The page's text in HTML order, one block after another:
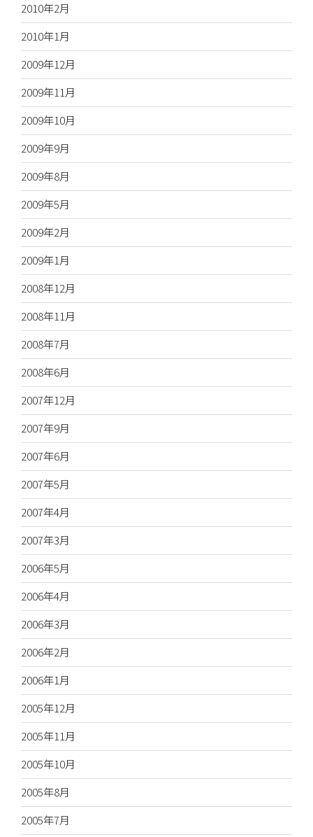
2010年2月
2010年1月
2009年12月
2009年11月
2009年10月
2009年9月
2009年8月
2009年5月
2009年2月
2009年1月
2008年12月
2008年11月
2008年7月
2008年6月
2007年12月
2007年9月
2007年6月
2007年5月
2007年4月
2007年3月
2006年5月
2006年4月
2006年3月
2006年2月
2006年1月
2005年12月
2005年11月
2005年10月
2005年8月
2005年7月